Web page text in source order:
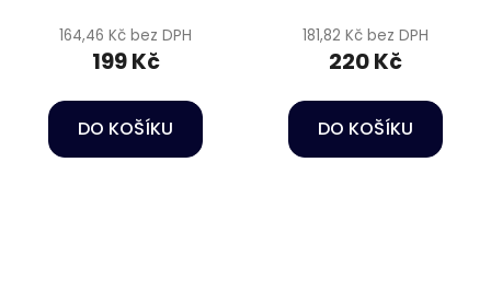
164,46 Kč bez DPH
199 Kč
DO KOŠÍKU
181,82 Kč bez DPH
220 Kč
DO KOŠÍKU